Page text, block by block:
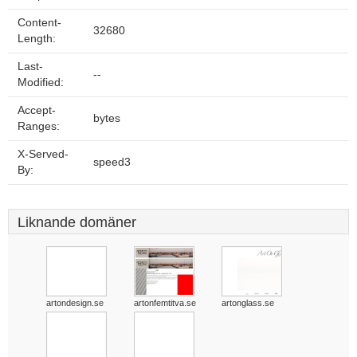
Content-
Length:
32680
Last-
Modified:
--
Accept-
Ranges:
bytes
X-Served-
By:
speed3
Liknande domäner
artondesign.se artonfemtitva.se artonglass.se